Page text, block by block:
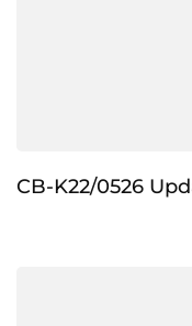
CB-K22/0526